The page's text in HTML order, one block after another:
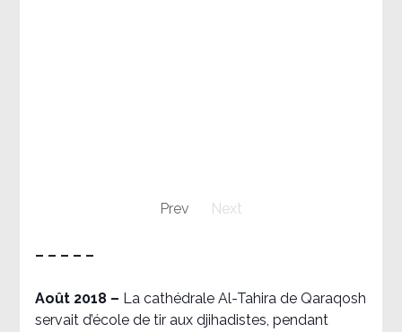
Prev Next
– – – – –
Août 2018 – La cathédrale Al-Tahira de Qaraqosh
servait d’école de tir aux djihadistes, pendant